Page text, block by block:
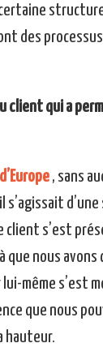
des
client qui a
, sans
s’agissait
s’est
nous
même s’est
que nous
hauteur.